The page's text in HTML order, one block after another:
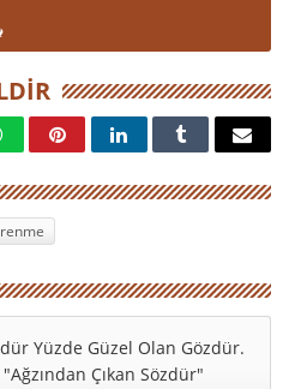
Yüzde Güzel Olan Gözdür.
Çıkan Sözdür"